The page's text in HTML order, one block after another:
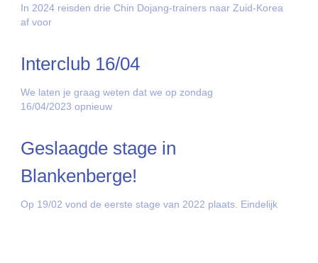
In 2024 reisden drie Chin Dojang-trainers naar Zuid-Korea
af voor
Interclub 16/04
We laten je graag weten dat we op zondag
16/04/2023 opnieuw
Geslaagde stage in
Blankenberge!
Op 19/02 vond de eerste stage van 2022 plaats. Eindelijk